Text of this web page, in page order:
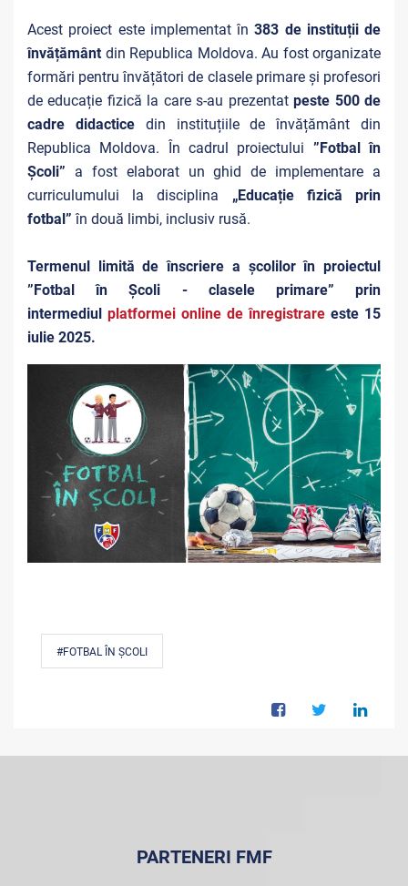
Acest proiect este implementat în383 de instituții de
învățământ din Republica Moldova. Au fost organizate
formări pentru învățători de clasele primare și profesori
de educație fizică la care s-au prezentatpeste 500 de
cadre didacticedin instituțiile de învățământ din
Republica Moldova. În cadrul proiectului ”Fotbal în
Școli”
a fost elaborat un ghid de implementare a
curriculumului la disciplina „Educație fizică prin
fotbal” în două limbi, inclusiv rusă.
Termenul limită de înscriere a școlilor în proiectul
”Fotbal în Școli - clasele primare” prin
intermediul platformei online de înregistrare este 15
iulie 2025.
#FOTBAL ÎN ȘCOLI
PARTENERI FMF